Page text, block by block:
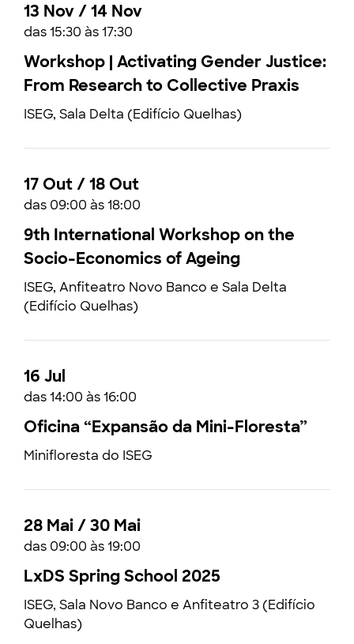
13 Nov / 14 Nov
das 15:30 às 17:30
Workshop | Activating Gender Justice:
From Research to Collective Praxis
ISEG, Sala Delta (Edifício Quelhas)
17 Out / 18 Out
das 09:00 às 18:00
9th International Workshop on the
Socio-Economics of Ageing
ISEG, Anfiteatro Novo Banco e Sala Delta
(Edifício Quelhas)
16 Jul
das 14:00 às 16:00
Oficina “Expansão da Mini-Floresta”
Minifloresta do ISEG
28 Mai / 30 Mai
das 09:00 às 19:00
LxDS Spring School 2025
ISEG, Sala Novo Banco e Anfiteatro 3 (Edifício
Quelhas)